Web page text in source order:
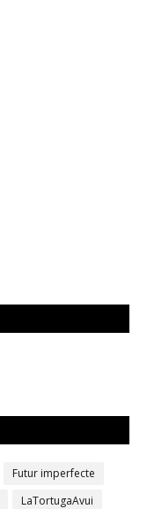
Futur imperfecte
LaTortugaAvui